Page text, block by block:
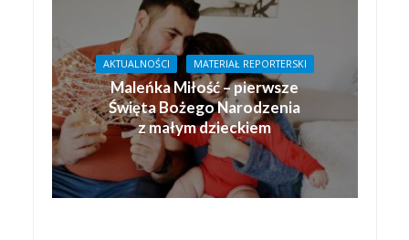
AKTUALNOŚCI MATERIAŁ REPORTERSKI
Maleńka Miłość – pierwsze
Święta Bożego Narodzenia
z małym dzieckiem